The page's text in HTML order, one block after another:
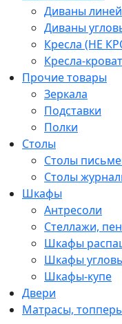
Диваны
Диваны
Кресла (НЕ
Кресла-
Прочие товары
Зеркала
Подставки
Полки
Столы
Столы
Столы
Шкафы
Антресоли
Стеллажи,
Шкафы
Шкафы
Шкафы-купе
Двери
Матрасы,